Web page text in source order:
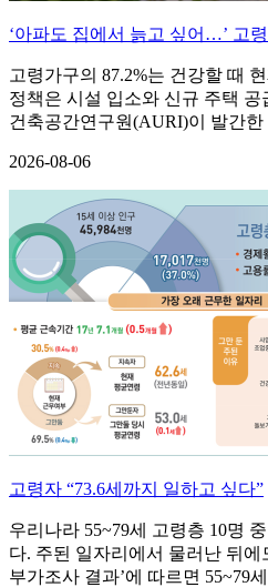
‘아파도 집에서 늙고 싶어…’ 고
고령가구의 87.2%는 건강할 때
정책은 시설 입소와 신규 주택
건축공간연구원(AURI)이 발간한
2026-08-06
고령자 “73.6세까지 일하고 싶다”
우리나라 55~79세 고령층 10명
다. 주된 일자리에서 물러난 뒤
부가조사 결과’에 따르면 55~79